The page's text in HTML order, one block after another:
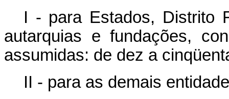
I - para Estados, Distrito
autarquias e fundações,
assumidas: de dez a
II - para as demais